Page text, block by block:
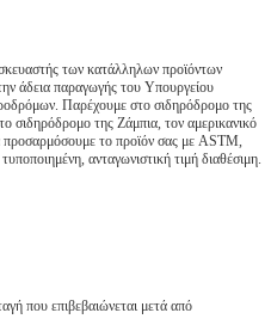
των κατάλληλων προϊόντων
άδεια παραγωγής του Υπουργείου
Παρέχουμε στο σιδηρόδρομο της
σιδηρόδρομο της Ζάμπια, τον αμερικανικό
το προϊόν σας με ASTM,
ανταγωνιστική τιμή διαθέσιμη.
που επιβεβαιώνεται μετά από